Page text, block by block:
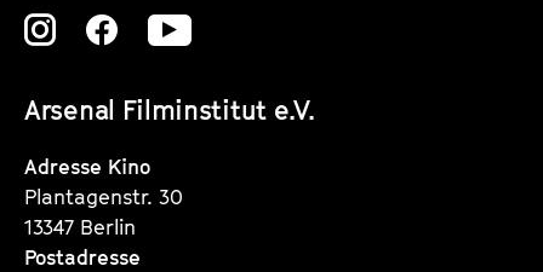
Arsenal Filminstitut e.V.
Zu
Instagram
Seite
Zu
Instagram
Seite
Zu
Instagram
Adresse Kino
Plantagenstr. 30
13347 Berlin
Postadresse